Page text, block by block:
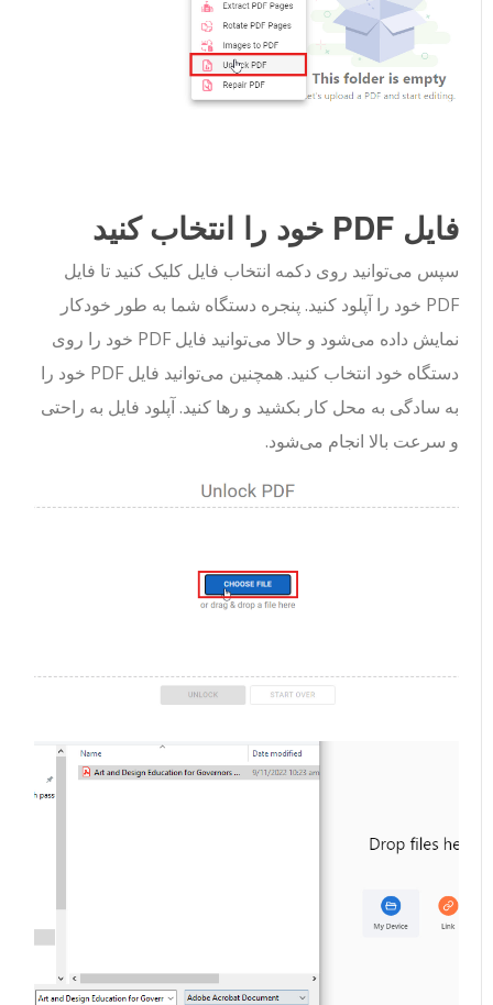
فایل PDF خود را انتخاب کنید
سپس می‌توانید روی دکمه انتخاب فایل کلیک کنید تا فایل
PDF خود را آپلود کنید. پنجره دستگاه شما به طور خودکار
نمایش داده می‌شود و حالا می‌توانید فایل PDF خود را روی
دستگاه خود انتخاب کنید. همچنین می‌توانید فایل PDF خود را
به سادگی به محل کار بکشید و رها کنید. آپلود فایل به راحتی
و سرعت بالا انجام می‌شود.